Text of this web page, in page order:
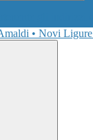
• Novi Ligure